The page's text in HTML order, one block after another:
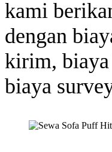
kami
dengan
kirim, biaya
biaya